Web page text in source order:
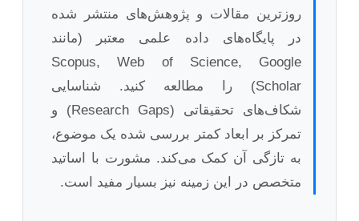
روزترین مقالات و پژوهش‌های منتشر شده
در پایگاه‌های داده علمی معتبر (مانند
Scopus, Web of Science, Google
Scholar) را مطالعه کنید. شناسایی
شکاف‌های تحقیقاتی (Research Gaps) و
تمرکز بر ابعاد کمتر بررسی شده یک موضوع،
به تازگی آن کمک می‌کند. مشورت با اساتید
متخصص در این زمینه نیز بسیار مفید است.